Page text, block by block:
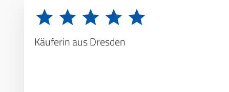
Käuferin aus Dresden